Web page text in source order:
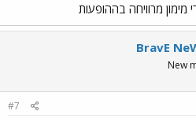
מרוויחה בההופעות
BravE
New
#7